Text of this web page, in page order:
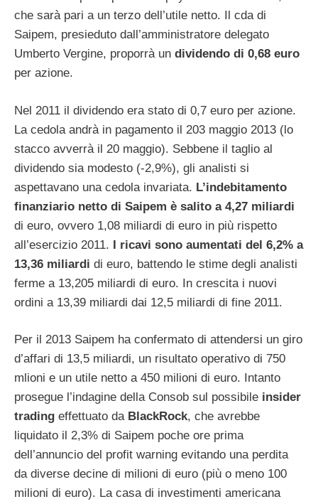
che sarà pari a un terzo dell’utile netto. Il cda di
Saipem, presieduto dall’amministratore delegato
Umberto Vergine, proporrà un dividendo di 0,68 euro
per azione.
Nel 2011 il dividendo era stato di 0,7 euro per azione.
La cedola andrà in pagamento il 203 maggio 2013 (lo
stacco avverrà il 20 maggio). Sebbene il taglio al
dividendo sia modesto (-2,9%), gli analisti si
aspettavano una cedola invariata. L’indebitamento
finanziario netto di Saipem è salito a 4,27 miliardi
di euro, ovvero 1,08 miliardi di euro in più rispetto
all’esercizio 2011. I ricavi sono aumentati del 6,2% a
13,36 miliardi di euro, battendo le stime degli analisti
ferme a 13,205 miliardi di euro. In crescita i nuovi
ordini a 13,39 miliardi dai 12,5 miliardi di fine 2011.
Per il 2013 Saipem ha confermato di attendersi un giro
d’affari di 13,5 miliardi, un risultato operativo di 750
mlioni e un utile netto a 450 milioni di euro. Intanto
prosegue l’indagine della Consob sul possibile insider
trading effettuato da BlackRock, che avrebbe
liquidato il 2,3% di Saipem poche ore prima
dell’annuncio del profit warning evitando una perdita
da diverse decine di milioni di euro (più o meno 100
milioni di euro). La casa di investimenti americana